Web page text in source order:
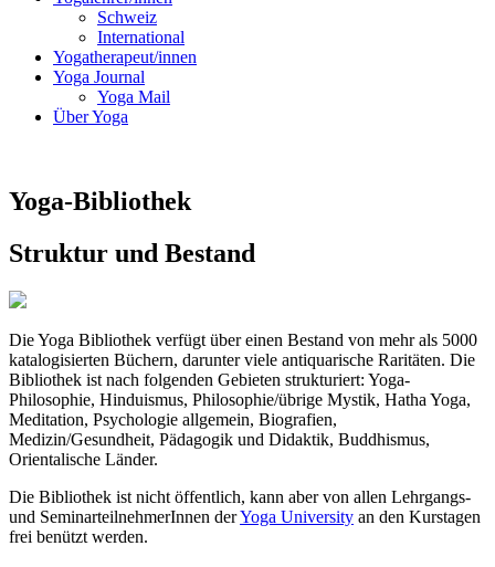
Schweiz
International
Yogatherapeut/innen
Yoga Journal
Yoga Mail
Über Yoga
Yoga-Bibliothek
Struktur und Bestand
Die Yoga Bibliothek verfügt über einen Bestand von mehr als 5000
katalogisierten Büchern, darunter viele antiquarische Raritäten. Die
Bibliothek ist nach folgenden Gebieten strukturiert: Yoga-
Philosophie, Hinduismus, Philosophie/übrige Mystik, Hatha Yoga,
Meditation, Psychologie allgemein, Biografien,
Medizin/Gesundheit, Pädagogik und Didaktik, Buddhismus,
Orientalische Länder.
Die Bibliothek ist nicht öffentlich, kann aber von allen Lehrgangs-
und SeminarteilnehmerInnen derYoga University an den Kurstagen
frei benützt werden.